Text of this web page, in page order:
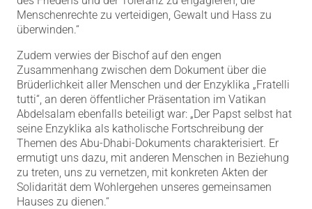
Menschenrechte zu verteidigen, Gewalt und Hass zu
überwinden.“
Zudem verwies der Bischof auf den engen
Zusammenhang zwischen dem Dokument über die
Brüderlichkeit aller Menschen und der Enzyklika „Fratelli
tutti“, an deren öffentlicher Präsentation im Vatikan
Abdelsalam ebenfalls beteiligt war: „Der Papst selbst hat
seine Enzyklika als katholische Fortschreibung der
Themen des Abu-Dhabi-Dokuments charakterisiert. Er
ermutigt uns dazu, mit anderen Menschen in Beziehung
zu treten, uns zu vernetzen, mit konkreten Akten der
Solidarität dem Wohlergehen unseres gemeinsamen
Hauses zu dienen.“